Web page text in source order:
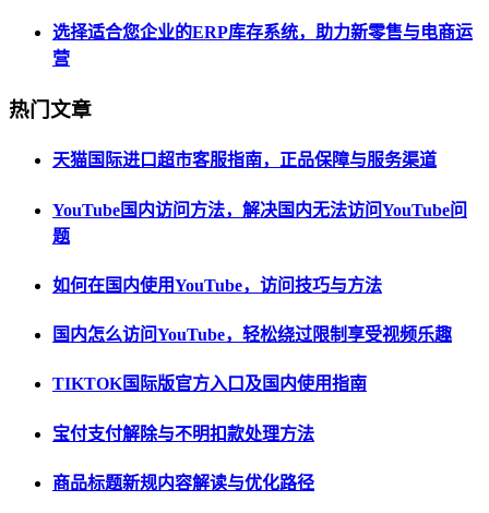
选择适合您企业的ERP库存系统，助力新零售与电商运
营
热门文章
天猫国际进口超市客服指南，正品保障与服务渠道
YouTube国内访问方法，解决国内无法访问YouTube问
题
如何在国内使用YouTube，访问技巧与方法
国内怎么访问YouTube，轻松绕过限制享受视频乐趣
TIKTOK国际版官方入口及国内使用指南
宝付支付解除与不明扣款处理方法
商品标题新规内容解读与优化路径